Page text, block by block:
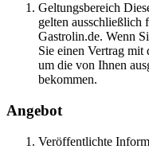
Geltungsbereich
gelten ausschließlich
Gastrolin.de. Wenn
Sie einen Vertrag mit
um die von Ihnen
bekommen.
Angebot
Veröffentlichte